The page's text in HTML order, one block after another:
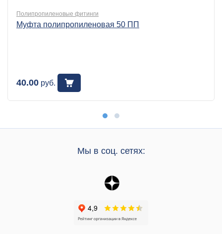
Полипропиленовые фитинги
Муфта полипропиленовая 50 ПП
40.00 руб.
Мы в соц. сетях: